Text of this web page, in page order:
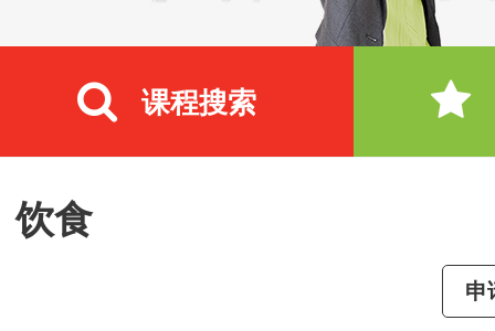
课程搜索
饮食
申